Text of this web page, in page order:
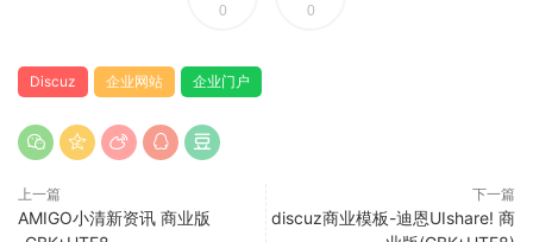
0 0
Discuz 企业网站 企业门户
上一篇
AMIGO小清新资讯 商业版
下一篇
discuz商业模板-迪恩UIshare! 商